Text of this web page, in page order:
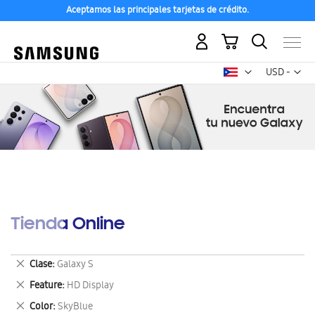
Aceptamos las principales tarjetas de crédito.
USD -
dólar
Mi carrito
Tienda Online
Clase Galaxy S
Eliminar
este
artículo
Feature HD Display
Eliminar
este
Color SkyBlue
Eliminar